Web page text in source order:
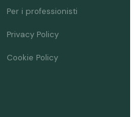
Per i professionisti
Privacy Policy
Cookie Policy